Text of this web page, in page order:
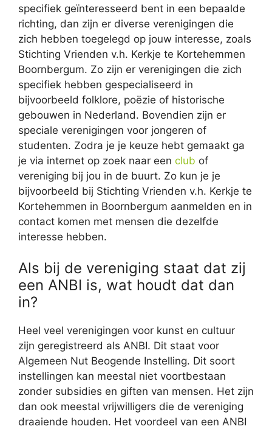
specifiek geïnteresseerd bent in een bepaalde
richting, dan zijn er diverse verenigingen die
zich hebben toegelegd op jouw interesse, zoals
Stichting Vrienden v.h. Kerkje te Kortehemmen
Boornbergum. Zo zijn er verenigingen die zich
specifiek hebben gespecialiseerd in
bijvoorbeeld folklore, poëzie of historische
gebouwen in Nederland. Bovendien zijn er
speciale verenigingen voor jongeren of
studenten. Zodra je je keuze hebt gemaakt ga
je via internet op zoek naar een club of
vereniging bij jou in de buurt. Zo kun je je
bijvoorbeeld bij Stichting Vrienden v.h. Kerkje te
Kortehemmen in Boornbergum aanmelden en in
contact komen met mensen die dezelfde
interesse hebben.
Als bij de vereniging staat dat zij
een ANBI is, wat houdt dat dan
in?
Heel veel verenigingen voor kunst en cultuur
zijn geregistreerd als ANBI. Dit staat voor
Algemeen Nut Beogende Instelling. Dit soort
instellingen kan meestal niet voortbestaan
zonder subsidies en giften van mensen. Het zijn
dan ook meestal vrijwilligers die de vereniging
draaiende houden. Het voordeel van een ANBI